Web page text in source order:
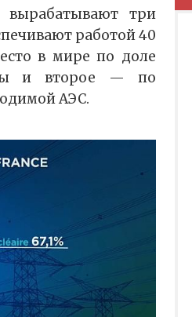
три
работой 40
в мире по доле
и второе — по
АЭС.